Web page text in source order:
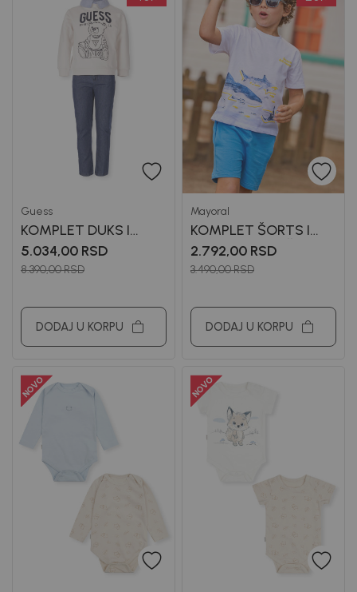
Guess
KOMPLET DUKS I
FARMERKE ZA
DEČAKE GUESS
5.034,00 RSD
8.390,00RSD
DODAJ U KORPU
Mayoral
KOMPLET ŠORTS I
MAJICA ZA DEČAKE
MAYORAL
2.792,00 RSD
3.490,00RSD
DODAJ U KORPU